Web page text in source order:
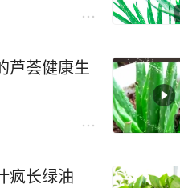
芦荟健康生
疯长绿油